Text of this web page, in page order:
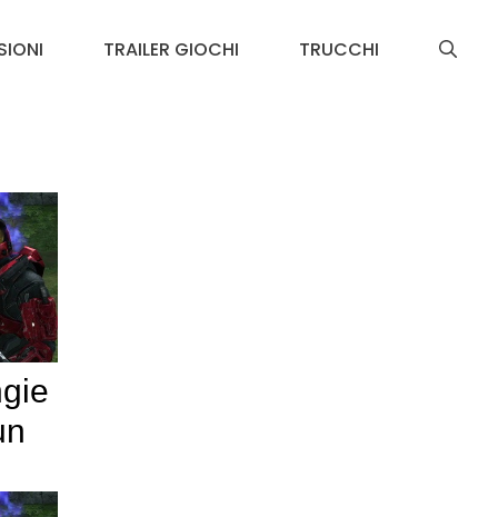
TRAILER GIOCHI TRUCCHI